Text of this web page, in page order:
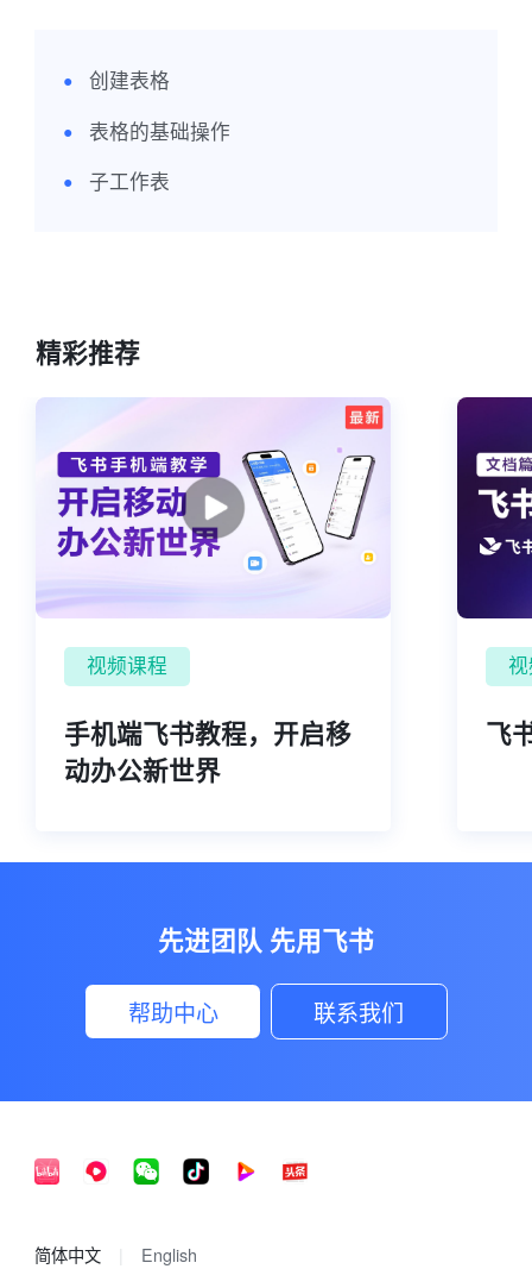
● 创建表格
● 表格的基础操作
● 子工作表
精彩推荐
视频课程
手机端飞书教程，开启移
动办公新世界
飞
先进团队 先用飞书
帮助中心 联系我们
简体中文 English